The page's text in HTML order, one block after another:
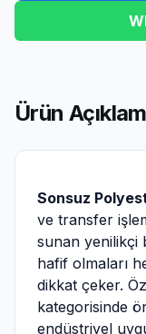
Ürün
Sonsuz
ve transfer
sunan yenilikçi
hafif olmaları
dikkat çeker.
kategorisinde
endüstriyel